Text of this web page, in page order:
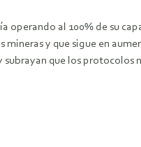
operando al 100% de su
y que sigue en
que los